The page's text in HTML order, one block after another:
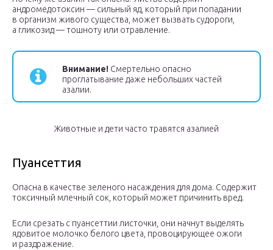
андромедотоксин — сильный яд, который при попадании
в организм живого существа, может вызвать судороги,
а гликозид — тошноту или отравление.
Внимание! Смертельно опасно
проглатывание даже небольших частей
азалии.
Животные и дети часто травятся азалией
Пуансеттия
Опасна в качестве зеленого насаждения для дома. Содержит
токсичный млечный сок, который может причинить вред.
Если срезать с пуансеттии листочки, они начнут выделять
ядовитое молочко белого цвета, провоцирующее ожоги
и раздражение.